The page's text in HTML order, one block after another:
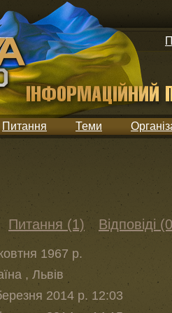
Питання Теми
Питання (1) Відповіді
1967 р.
, Львів
2014 р. 12:03